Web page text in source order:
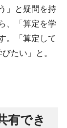
」と疑問を持
、「算定を学
。「算定して
たい」と。
有でき